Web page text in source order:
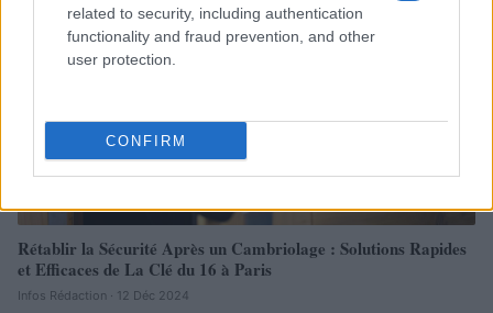
related to security, including authentication
functionality and fraud prevention, and other
user protection.
CONFIRM
Rétablir la Sécurité Après un Cambriolage : Solutions Rapides
et Efficaces de La Clé du 16 à Paris
Infos Rédaction · 12 Déc 2024